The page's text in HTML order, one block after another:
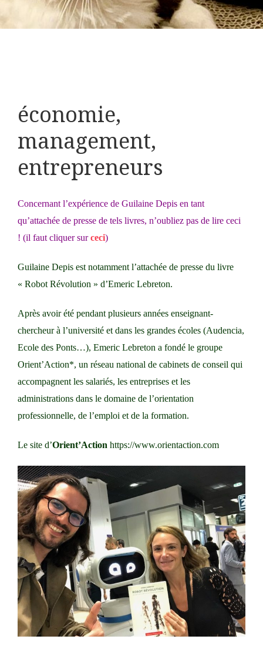
économie,
management,
entrepreneurs
Concernant l’expérience de Guilaine Depis en tant
qu’attachée de presse de tels livres, n’oubliez pas de lire ceci
! (il faut cliquer surceci)
Guilaine Depis est notamment l’attachée de presse du livre
« Robot Révolution » d’Emeric Lebreton.
Après avoir été pendant plusieurs années enseignant-
chercheur à l’université et dans les grandes écoles (Audencia,
Ecole des Ponts…), Emeric Lebreton a fondé le groupe
Orient’Action*, un réseau national de cabinets de conseil qui
accompagnent les salariés, les entreprises et les
administrations dans le domaine de l’orientation
professionnelle, de l’emploi et de la formation.
Le site d’Orient’Action https://www.orientaction.com